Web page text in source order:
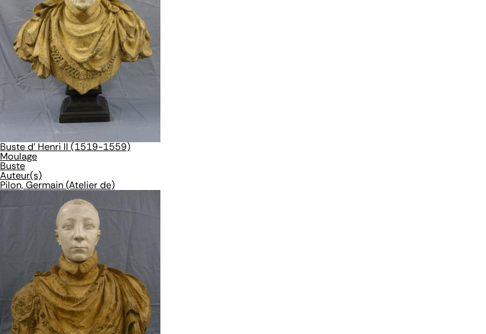
Buste d' Henri II (1519-1559)
Moulage
Buste
Auteur(s)
Pilon, Germain (Atelier de)